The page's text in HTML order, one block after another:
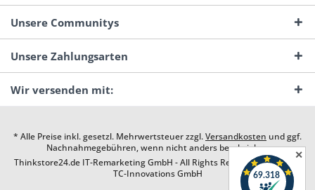
Unsere Communitys
Unsere Zahlungsarten
Wir versenden mit:
* Alle Preise inkl. gesetzl. Mehrwertsteuer zzgl.Versandkosten und ggf.
Nachnahmegebühren, wenn nicht anders beschrieben
Thinkstore24.de IT-Remarketing GmbH - All Rights Reserved. Design by
TC-Innovations GmbH
✕